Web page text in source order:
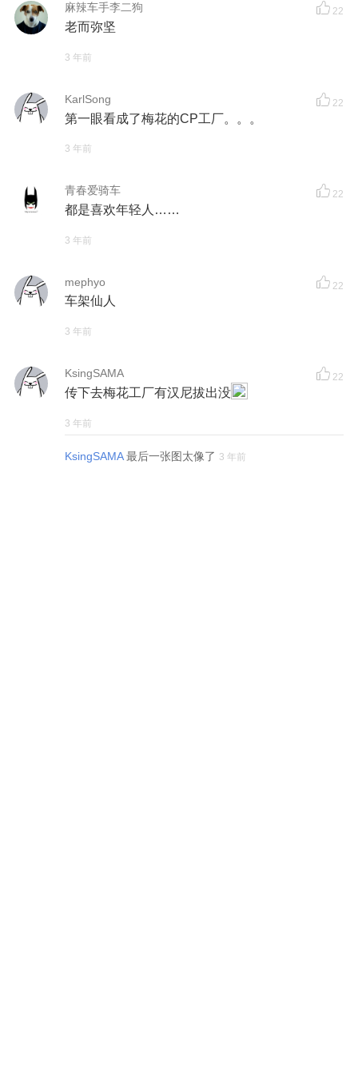
麻辣车手李二狗 22
老而弥坚
3 年前
KarlSong 22
第一眼看成了梅花的CP工厂。。。
3 年前
青春爱骑车 22
都是喜欢年轻人……
3 年前
mephyo 22
车架仙人
3 年前
KsingSAMA 22
传下去梅花工厂有汉尼拔出没
3 年前
KsingSAMA 最后一张图太像了 3 年前